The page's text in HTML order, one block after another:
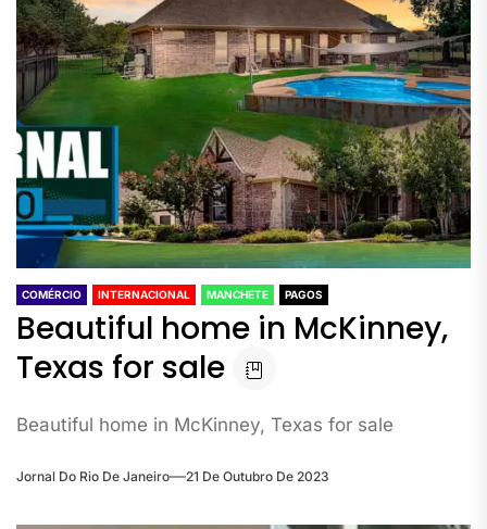
COMÉRCIO INTERNACIONAL MANCHETE PAGOS
Beautiful home in McKinney,
Texas for sale
Beautiful home in McKinney, Texas for sale
Jornal Do Rio De Janeiro 21 De Outubro De 2023